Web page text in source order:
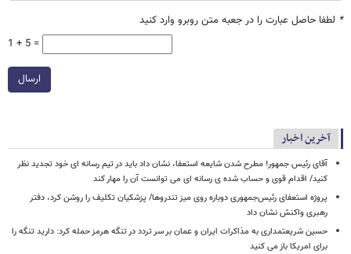
* لطفا حاصل عبارت را در جعبه متن روبرو وارد کنید
1 + 5 =
ارسال
آخرین اخبار
آقای رئیس جمهور! مطرح شدن شایعه استعفا، نشان داد باید در تیم رسانه ای خود تجدید نظر
کنید/ اقدام قوی و حساب شده ی رسانه ای می توانست آن را مهار کند
پروژه استعفای رئیس‌جمهوری دوباره روی میز تندروها/ پزشکیان تکلیف را روشن کرد، دفتر
رهبری واکنش نشان داد
حسین شریعتمداری به مذاکرات ایران و عمان بر سر تردد در تنگه هرمز حمله کرد: دارید تنگه را
برای امریکا باز می کنید